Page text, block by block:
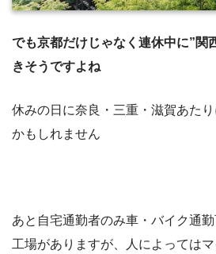
でも京都だけじゃなく連休中に”関
きそうですよね
休みの日に奈良・三重・滋賀あた
かもしれません
あと自宅通勤者のみ車・バイク通
工場がありますが、人によっては